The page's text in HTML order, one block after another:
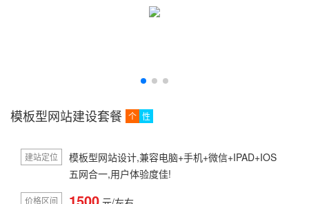
模板型网站建设套餐 个 性
建站定位
模板型网站设计,兼容电脑+手机+微信+IPAD+IOS
五网合一,用户体验度佳!
价格区间